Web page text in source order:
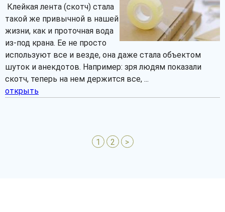
Клейкая лента (скотч) стала
такой же привычной в нашей
жизни, как и проточная вода
из-под крана. Ее не просто
используют все и везде, она даже стала объектом
шуток и анекдотов. Например: зря людям показали
скотч, теперь на нем держится все, ...
открыть
1 2 >